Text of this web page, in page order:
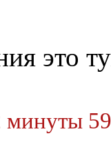
это
минуты